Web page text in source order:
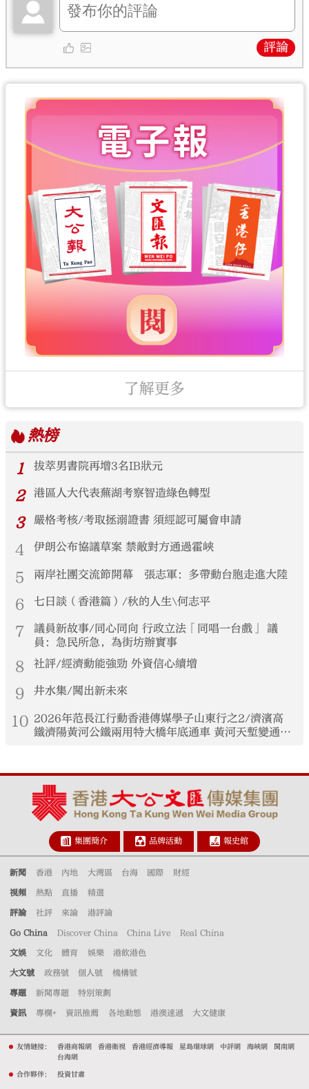
評論
了解更多
熱榜
1
拔萃男書院再增3名IB狀元
2 港區人大代表蕪湖考察智造綠色轉型
3 嚴格考核/考取拯溺證書 須經認可屬會申請
4 伊朗公布協議草案 禁敵對方通過霍峽
5 兩岸社團交流節開幕 張志軍：多帶動台胞走進大陸
6 七日談（香港篇）/秋的人生\何志平
7
議員新故事/同心同向 行政立法「同唱一台戲」 議
員：急民所急，為街坊辦實事
8 社評/經濟動能強勁 外資信心續增
9 井水集/闖出新未來
10 2026年范長江行動香港傳媒學子山東行之2/濟濱高
鐵濟陽黃河公鐵兩用特大橋年底通車 黃河天塹變通途
集團簡介 品牌活動 報史館
新聞 香港 內地 大灣區 台海 國際 財經
視頻 熱點 直播 精選
評論 社評 來論 港評論
Go China Discover China China Live Real China
文娛 文化 體育 娛樂 港飲港色
大文號 政務號 個人號 機構號
專題 新聞專題 特別策劃
資訊 專欄+ 資訊推薦 各地動態 港澳速遞 大文健康
友情鏈接： 香港商報網 香港衛視 香港經濟導報 星島環球網 中評網 海峽網
閩南網
台海網
合作夥伴： 投資甘肅